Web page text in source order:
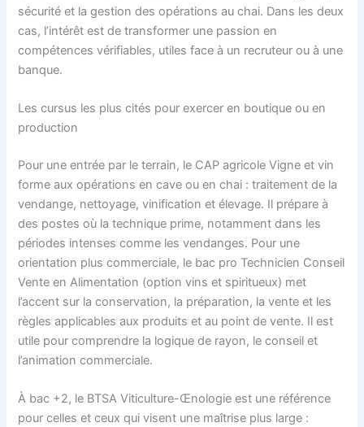
sécurité et la gestion des opérations au chai. Dans les deux
cas, l’intérêt est de transformer une passion en
compétences vérifiables, utiles face à un recruteur ou à une
banque.
Les cursus les plus cités pour exercer en boutique ou en
production
Pour une entrée par le terrain, le CAP agricole Vigne et vin
forme aux opérations en cave ou en chai : traitement de la
vendange, nettoyage, vinification et élevage. Il prépare à
des postes où la technique prime, notamment dans les
périodes intenses comme les vendanges. Pour une
orientation plus commerciale, le bac pro Technicien Conseil
Vente en Alimentation (option vins et spiritueux) met
l’accent sur la conservation, la préparation, la vente et les
règles applicables aux produits et au point de vente. Il est
utile pour comprendre la logique de rayon, le conseil et
l’animation commerciale.
À bac +2, le BTSA Viticulture-Œnologie est une référence
pour celles et ceux qui visent une maîtrise plus large :